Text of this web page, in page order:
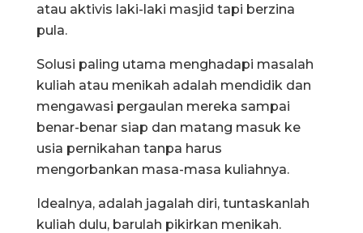
atau aktivis laki-laki masjid tapi berzina
pula.
Solusi paling utama menghadapi masalah
kuliah atau menikah adalah mendidik dan
mengawasi pergaulan mereka sampai
benar-benar siap dan matang masuk ke
usia pernikahan tanpa harus
mengorbankan masa-masa kuliahnya.
Idealnya, adalah jagalah diri, tuntaskanlah
kuliah dulu, barulah pikirkan menikah.